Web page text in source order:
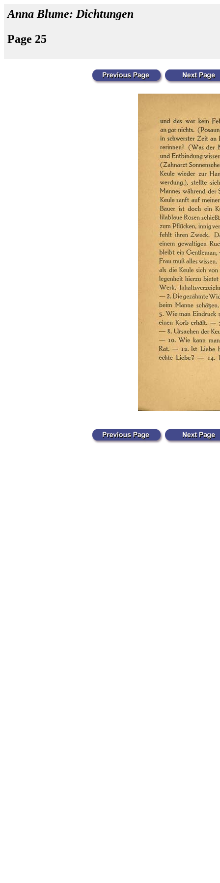
Anna Blume: Dichtungen
Page 25